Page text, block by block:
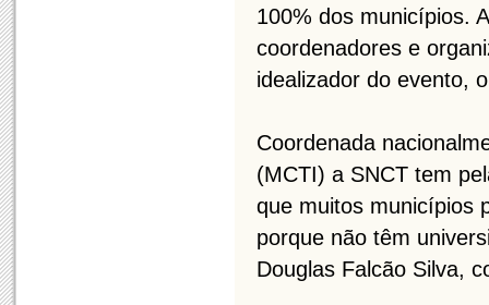
100% dos municípios.
coordenadores e
idealizador do evento,
Coordenada
(MCTI) a SNCT tem
que muitos municípios
porque não têm
Douglas Falcão Silva,